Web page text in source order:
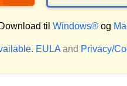
Download til Windows® og
EULA and Privacy/